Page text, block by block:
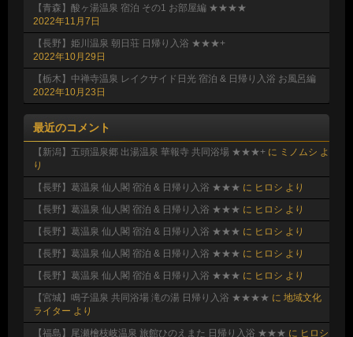
【青森】酸ヶ湯温泉 宿泊 その1 お部屋編 ★★★★
2022年11月7日
【長野】姫川温泉 朝日荘 日帰り入浴 ★★★+
2022年10月29日
【栃木】中禅寺温泉 レイクサイド日光 宿泊 & 日帰り入浴 お風呂編
2022年10月23日
最近のコメント
【新潟】五頭温泉郷 出湯温泉 華報寺 共同浴場 ★★★+ に ミノムシ よ
り
【長野】葛温泉 仙人閣 宿泊 & 日帰り入浴 ★★★ に ヒロシ より
【長野】葛温泉 仙人閣 宿泊 & 日帰り入浴 ★★★ に ヒロシ より
【長野】葛温泉 仙人閣 宿泊 & 日帰り入浴 ★★★ に ヒロシ より
【長野】葛温泉 仙人閣 宿泊 & 日帰り入浴 ★★★ に ヒロシ より
【長野】葛温泉 仙人閣 宿泊 & 日帰り入浴 ★★★ に ヒロシ より
【宮城】鳴子温泉 共同浴場 滝の湯 日帰り入浴 ★★★★ に 地域文化
ライター より
【福島】尾瀬檜枝岐温泉 旅館ひのえまた 日帰り入浴 ★★★ に ヒロシ